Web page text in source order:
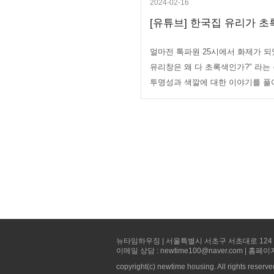
2024-02-16
[유튜브] 한국집 유리가 초
얼마전 톡파원 25시에서 화제가
유리창은 왜 다 초록색인가?" 라는
투명성과 색깔에 대한 이야기를 풀
뉴타임하우징 | 서울특별시 서초구 서초대로
이메일 상담 : newtime100@naver.com | 홈페
copyright(c) newtime housing. All rights